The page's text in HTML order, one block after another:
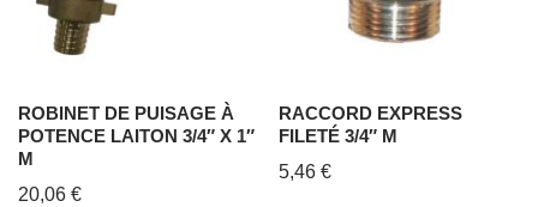
ROBINET DE PUISAGE À
POTENCE LAITON 3/4″ X 1″
M
20,06 €
RACCORD EXPRESS
FILETÉ 3/4″ M
5,46€